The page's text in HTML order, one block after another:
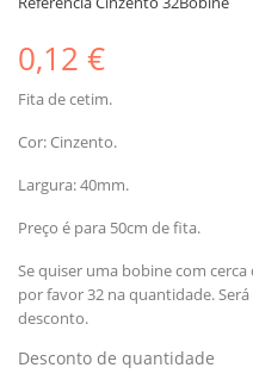
0,12 €
Fita de cetim.
Cor: Cinzento.
Largura: 40mm.
Preço é para 50cm de fita.
Se quiser uma bobine com
por favor 32 na quantidade.
desconto.
Desconto de quantidade